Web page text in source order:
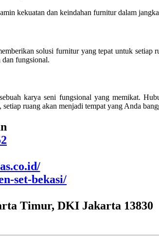
kekuatan dan keindahan furnitur dalam
solusi furnitur yang tepat untuk setiap
dan fungsional.
karya seni fungsional yang memikat.
ruang akan menjadi tempat yang Anda
set-bekasi/
Timur, DKI Jakarta 13830